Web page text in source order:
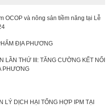
OCOP và nông sản tiềm năng tại Lễ
ĐỊA PHƯƠNG
LẦN THỨ III: TĂNG CƯỜNG KẾT NỐI
PHƯƠNG
LÝ DỊCH HẠI TỔNG HỢP IPM TẠI